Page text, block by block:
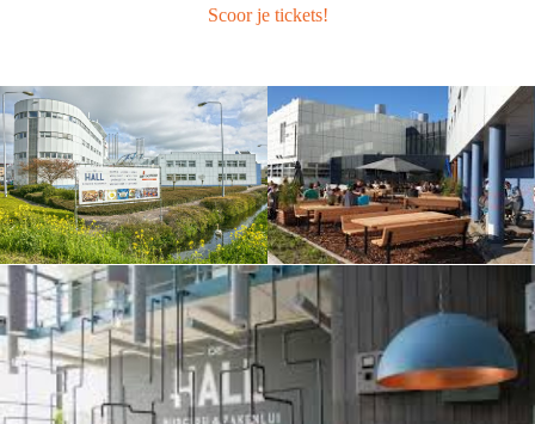
Scoor je tickets!